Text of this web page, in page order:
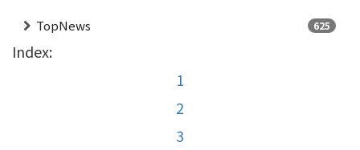
TopNews 625
Index:
1
2
3